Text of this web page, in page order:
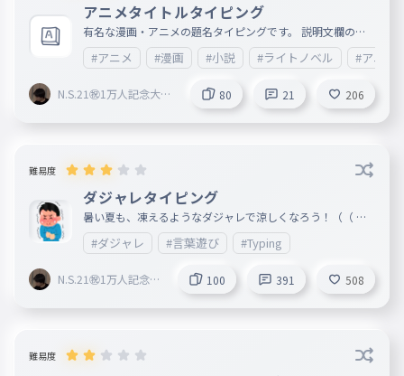
アニメタイトルタイピング
有名な漫画・アニメの題名タイピングです。 説明文欄の主
人公は基本的に第1部のものを記載しています。
#アニメ #漫画 #小説 #ライトノベル #アニメ
N.S.21㊗︎1万人記念大会
80 21 206
難易度
ダジャレタイピング
暑い夏も、凍えるようなダジャレで涼しくなろう！（（ 追
記 20000回プレイ🐜🐜🐜🐜 🐜🐜🐜🐜🐜🐜
#ダジャレ #言葉遊び #Typing
N.S.21㊗︎1万人記念大
100 391 508
難易度